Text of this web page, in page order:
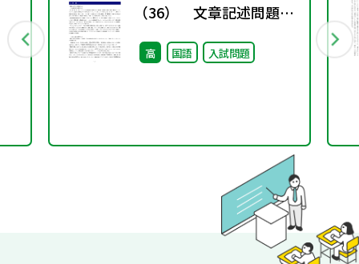
（36） 文章記述問題
解答の要点❷
高 国語 入試問題